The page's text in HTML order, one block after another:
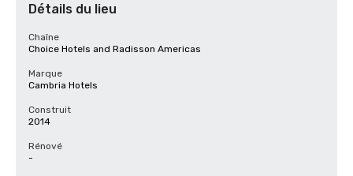
Détails du lieu
Chaîne
Choice Hotels and Radisson Americas
Marque
Cambria Hotels
Construit
2014
Rénové
-